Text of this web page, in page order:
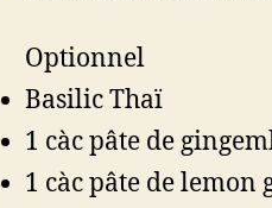
Optionnel
Basilic Thaï
1 càc pâte de
1 càc pâte de lemon